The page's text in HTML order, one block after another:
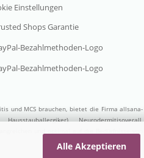
Alle Akzeptieren
Einstellungen
und MCS brauchen, bietet die Firma allsana-
, Neurodermitisoverall,